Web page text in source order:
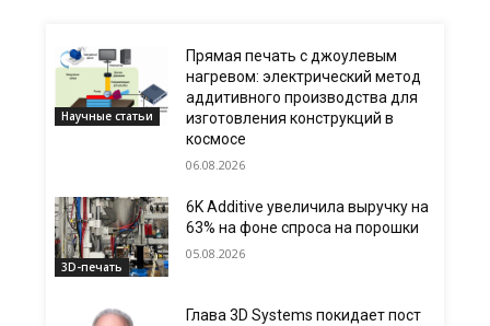
Научные статьи
Прямая печать с джоулевым
нагревом: электрический метод
аддитивного производства для
изготовления конструкций в
космосе
06.08.2026
3D-печать
6K Additive увеличила выручку на
63% на фоне спроса на порошки
05.08.2026
Глава 3D Systems покидает пост